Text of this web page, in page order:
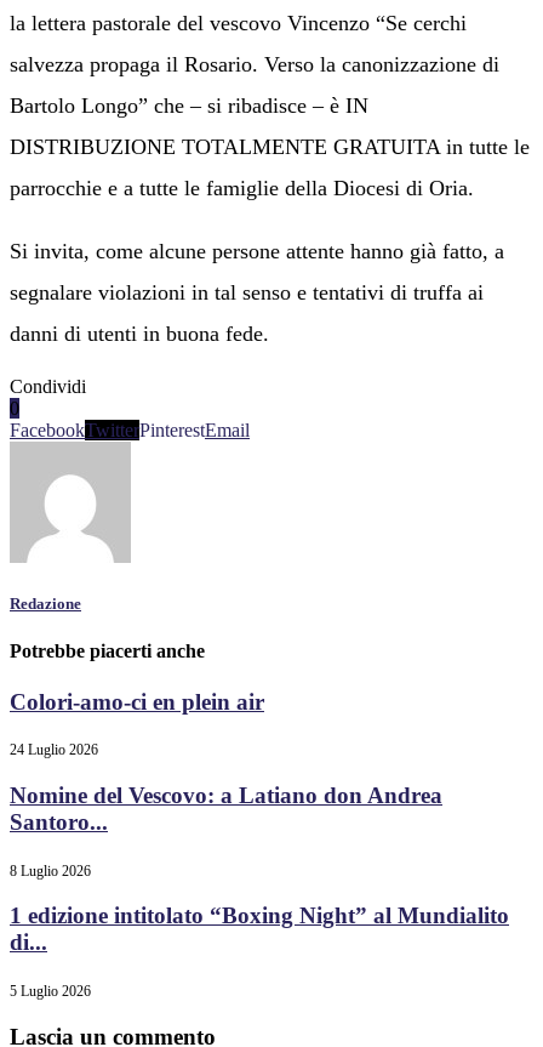
la lettera pastorale del vescovo Vincenzo “Se cerchi
salvezza propaga il Rosario. Verso la canonizzazione di
Bartolo Longo” che – si ribadisce – è IN
DISTRIBUZIONE TOTALMENTE GRATUITA in tutte le
parrocchie e a tutte le famiglie della Diocesi di Oria.
Si invita, come alcune persone attente hanno già fatto, a
segnalare violazioni in tal senso e tentativi di truffa ai
danni di utenti in buona fede.
Condividi
0
FacebookTwitterPinterestEmail
Redazione
Potrebbe piacerti anche
Colori-amo-ci en plein air
24 Luglio 2026
Nomine del Vescovo: a Latiano don Andrea
Santoro...
8 Luglio 2026
1 edizione intitolato “Boxing Night” al Mundialito
di...
5 Luglio 2026
Lascia un commento